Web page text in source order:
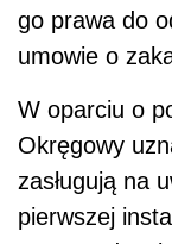
go prawa do
umowie o
W oparciu o
Okręgowy
zasługują na
pierwszej